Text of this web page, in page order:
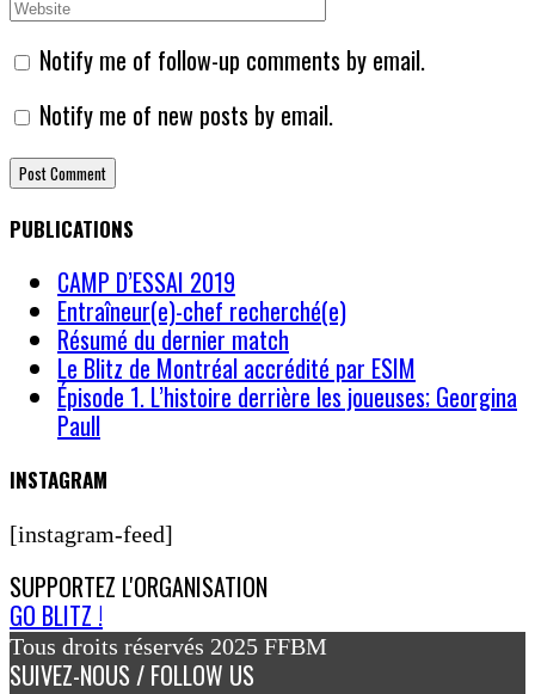
Notify me of follow-up comments by email.
Notify me of new posts by email.
PUBLICATIONS
CAMP D’ESSAI 2019
Entraîneur(e)-chef recherché(e)
Résumé du dernier match
Le Blitz de Montréal accrédité par ESIM
Épisode 1. L’histoire derrière les joueuses; Georgina
Paull
INSTAGRAM
[instagram-feed]
SUPPORTEZ L'ORGANISATION
GO BLITZ !
Tous droits réservés 2025 FFBM
SUIVEZ-NOUS / FOLLOW US